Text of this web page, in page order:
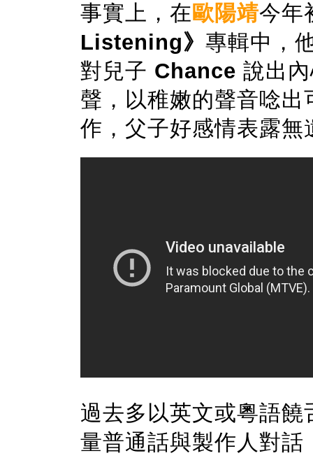
事實上，在歐陽靖今年
Listening》 專輯中，
對兒子 Chance 說出
聲，以稚嫩的聲音唸
作，父子好感情表露無
過去多以英文或粵語饒
量普通話與製作人對